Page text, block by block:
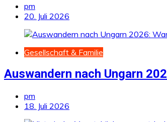
pm
20. Juli 2026
Gesellschaft & Familie
Auswandern nach Ungarn
pm
18. Juli 2026